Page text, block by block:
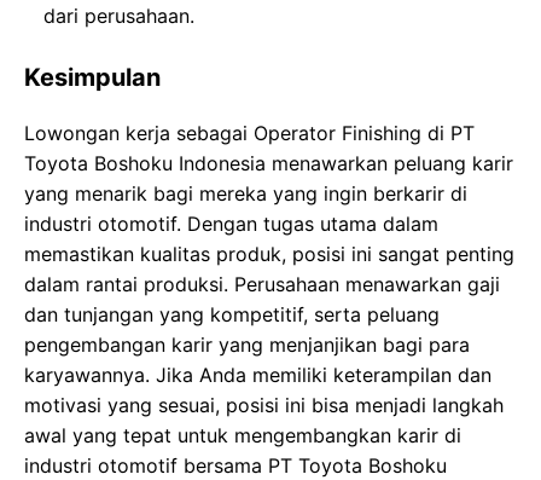
dari perusahaan.
Kesimpulan
Lowongan kerja sebagai Operator Finishing di PT
Toyota Boshoku Indonesia menawarkan peluang karir
yang menarik bagi mereka yang ingin berkarir di
industri otomotif. Dengan tugas utama dalam
memastikan kualitas produk, posisi ini sangat penting
dalam rantai produksi. Perusahaan menawarkan gaji
dan tunjangan yang kompetitif, serta peluang
pengembangan karir yang menjanjikan bagi para
karyawannya. Jika Anda memiliki keterampilan dan
motivasi yang sesuai, posisi ini bisa menjadi langkah
awal yang tepat untuk mengembangkan karir di
industri otomotif bersama PT Toyota Boshoku